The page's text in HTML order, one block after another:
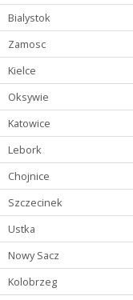
Bialystok
Zamosc
Kielce
Oksywie
Katowice
Lebork
Chojnice
Szczecinek
Ustka
Nowy Sacz
Kolobrzeg